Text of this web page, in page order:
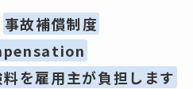
事故補償制度
を雇用主が負担します